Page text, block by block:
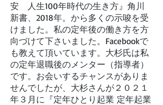
安 人生100年時代の生き方』角川
新書、2018年。から多くの示唆を受
けました。私の定年後の働き方を方
向づけて下さいました。Facebookで
も教えて頂いています。大杉氏は私
の定年退職後のメンター（指導者）
です。お会いするチャンスがありま
せんでしたが、大杉さんが２０２１
年３月に『定年ひとり起業 定年起業